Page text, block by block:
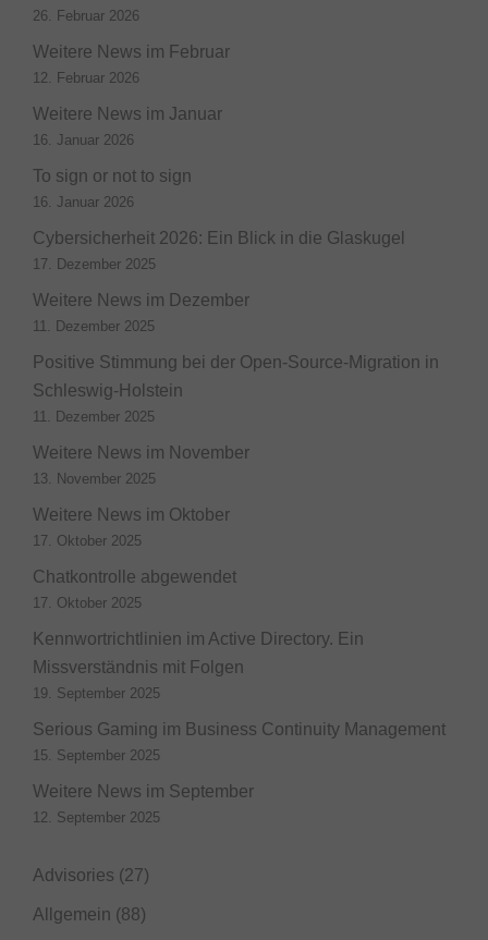
26. Februar 2026
Weitere News im Februar
12. Februar 2026
Weitere News im Januar
16. Januar 2026
To sign or not to sign
16. Januar 2026
Cybersicherheit 2026: Ein Blick in die Glaskugel
17. Dezember 2025
Weitere News im Dezember
11. Dezember 2025
Positive Stimmung bei der Open-Source-Migration in
Schleswig-Holstein
11. Dezember 2025
Weitere News im November
13. November 2025
Weitere News im Oktober
17. Oktober 2025
Chatkontrolle abgewendet
17. Oktober 2025
Kennwortrichtlinien im Active Directory. Ein
Missverständnis mit Folgen
19. September 2025
Serious Gaming im Business Continuity Management
15. September 2025
Weitere News im September
12. September 2025
Advisories (27)
Allgemein (88)